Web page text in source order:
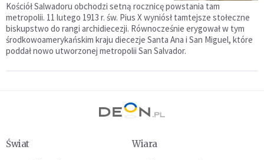
Kościół Salwadoru obchodzi setną rocznicę powstania tam
metropolii. 11 lutego 1913 r. św. Pius X wyniósł tamtejsze stołeczne
biskupstwo do rangi archidiecezji. Równocześnie erygował w tym
środkowoamerykańskim kraju diecezje Santa Ana i San Miguel, które
poddał nowo utworzonej metropolii San Salvador.
Świat
Wiara